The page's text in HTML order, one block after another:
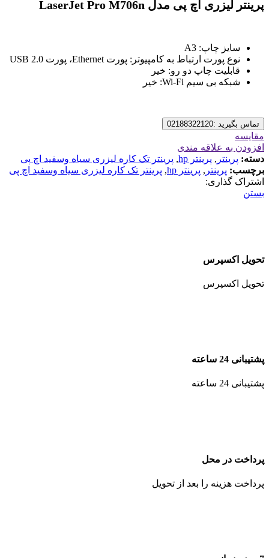
پرینتر لیزری اچ پی مدل LaserJet Pro M706n
سایز چاپ: A3
نوع پورت ارتباط به کامپیوتر: پورت Ethernet، پورت USB 2.0
قابلیت چاپ دو رو: خیر
شبکه بی سیم Wi-Fi: خیر
تماس بگیرید :02188322120
مقایسه
افزودن به علاقه مندی
دسته: پرینتر , پرینتر hp , پرینتر تک کاره لیزری سیاه وسفید اچ پی
برچسب: پرینتر , پرینتر hp , پرینتر تک کاره لیزری سیاه وسفید اچ پی
اشتراک گذاری:
بستن
تحویل اکسپرس
تحویل اکسپرس
پشتیبانی 24 ساعته
پشتیبانی 24 ساعته
پرداخت در محل
پرداخت هزینه را بعد از تحویل